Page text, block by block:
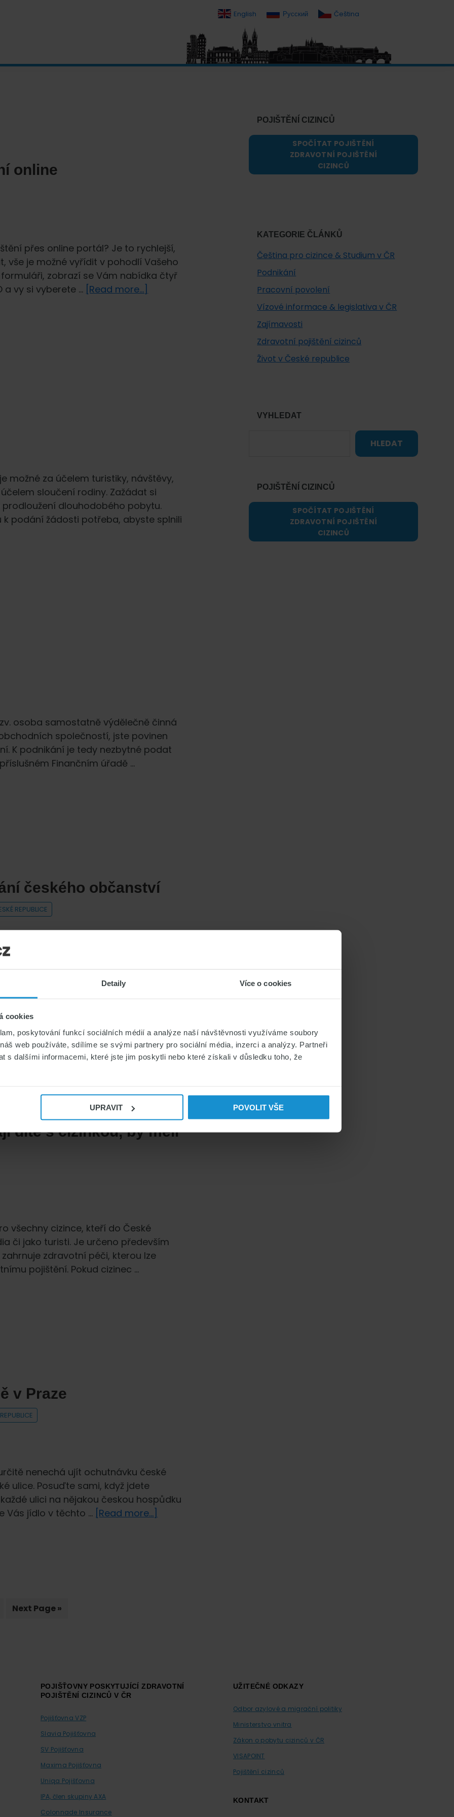
Detaily Více o cookies
cookies
poskytování funkcí sociálních médií a analýze naší návštěvnosti využíváme soubory
web používáte, sdílíme se svými partnery pro sociální média, inzerci a analýzy. Partneři
s dalšími informacemi, které jste jim poskytli nebo které získali v důsledku toho, že
UPRAVIT POVOLIT VŠE
English Русский Čeština
online
přes online portál? Je to rychlejší,
vše je možné vyřídit v pohodlí Vašeho
zobrazí se Vám nabídka čtyř
a vy si vyberete … [Read more...]
možné za účelem turistiky, návštěvy,
sloučení rodiny. Zažádat si
dlouhodobého pobytu.
podání žádosti potřeba, abyste splnili
osoba samostatně výdělečně činná
společností, jste povinen
K podnikání je tedy nezbytné podat
Finančním úřadě …
českého občanství
REPUBLICE
o české občanství? Čtěte pozorně
občanství se od nového roku zpřísní.
udělení českého občanství
nutné vykonat pouze …
dítě s cizinkou, by měli
všechny cizince, kteří do České
či jako turisti. Je určeno především
zdravotní péči, kterou lze
pojištění. Pokud cizinec …
v Praze
nenechá ujít ochutnávku české
ulice. Posuďte sami, když jdete
ulici na nějakou českou hospůdku
Vás jídlo v těchto … [Read more...]
Go
Next Page »
POJIŠTĚNÍ CIZINCŮ
SPOČÍTAT POJIŠTĚNÍ
ZDRAVOTNÍ POJIŠTĚNÍ
CIZINCŮ
KATEGORIE ČLÁNKŮ
Čeština pro cizince & Studium v ČR
Podnikání
Pracovní povolení
Vízové informace & legislativa v ČR
Zajímavosti
Zdravotní pojištění cizinců
Život v České republice
VYHLEDAT
HLEDAT
POJIŠTĚNÍ CIZINCŮ
SPOČÍTAT POJIŠTĚNÍ
ZDRAVOTNÍ POJIŠTĚNÍ
CIZINCŮ
POJIŠŤOVNY POSKYTUJÍCÍ ZDRAVOTNÍ
POJIŠTĚNÍ CIZINCŮ V ČR
Pojišťovna VZP
Slavia Pojišťovna
SV Pojišťovna
Maxima Pojišťovna
Uniqa Pojišťovna
IPA, člen skupiny AXA
Colonnade Insurance
UŽITEČNÉ ODKAZY
Odbor azylové a migrační politiky
Ministerstvo vnitra
Zákon o pobytu cizinců v ČR
VISAPOINT
Pojištění cizinců
KONTAKT